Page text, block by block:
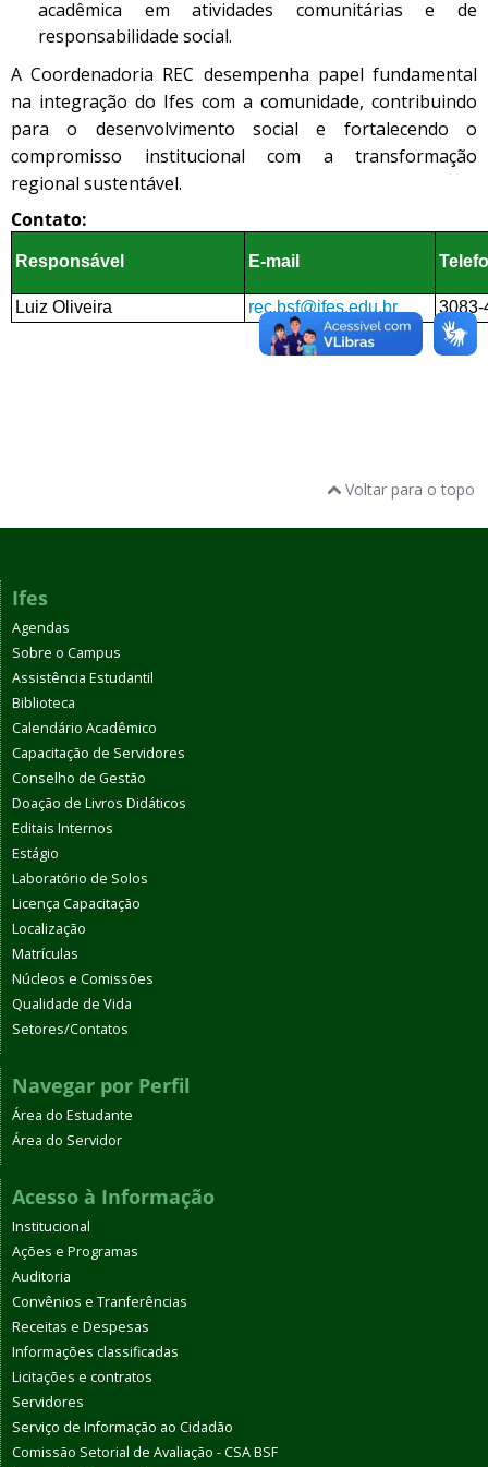
acadêmica em atividades comunitárias e de
responsabilidade social.
A Coordenadoria REC desempenha papel fundamental
na integração do Ifes com a comunidade, contribuindo
para o desenvolvimento social e fortalecendo o
compromisso institucional com a transformação
regional sustentável.
Contato:
Responsável E-mail
Luiz Oliveira rec.bsf@ifes.edu.br 3083-
Voltar para o topo
Ifes
Agendas
Sobre o Campus
Assistência Estudantil
Biblioteca
Calendário Acadêmico
Capacitação de Servidores
Conselho de Gestão
Doação de Livros Didáticos
Editais Internos
Estágio
Laboratório de Solos
Licença Capacitação
Localização
Matrículas
Núcleos e Comissões
Qualidade de Vida
Setores/Contatos
Navegar por Perfil
Área do Estudante
Área do Servidor
Acesso à Informação
Institucional
Ações e Programas
Auditoria
Convênios e Tranferências
Receitas e Despesas
Informações classificadas
Licitações e contratos
Servidores
Serviço de Informação ao Cidadão
Comissão Setorial de Avaliação - CSA BSF